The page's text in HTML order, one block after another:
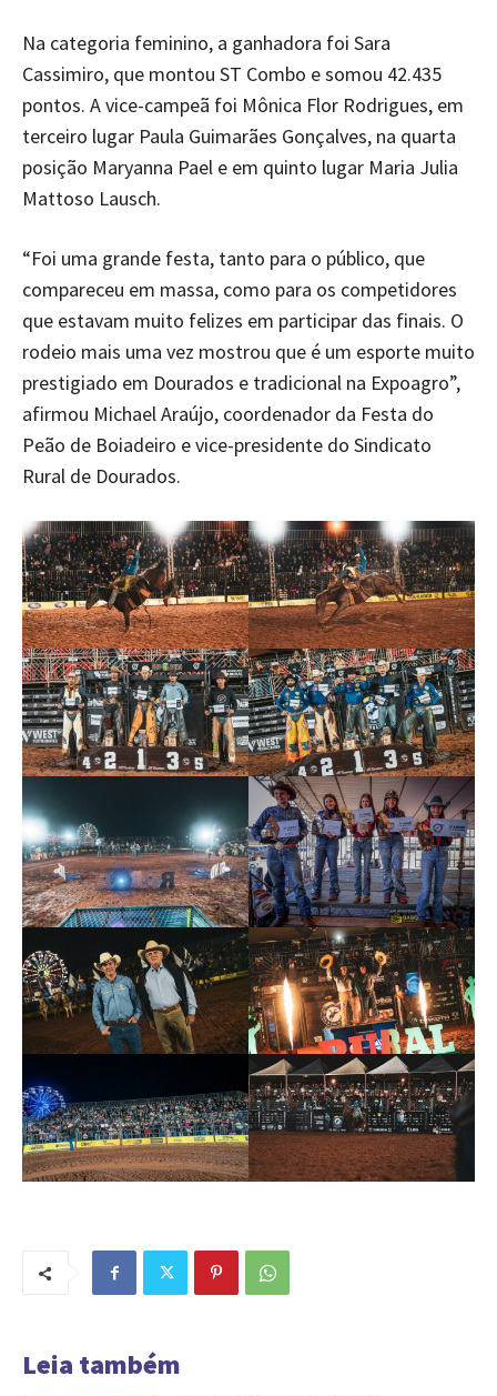
Na categoria feminino, a ganhadora foi Sara
Cassimiro, que montou ST Combo e somou 42.435
pontos. A vice-campeã foi Mônica Flor Rodrigues, em
terceiro lugar Paula Guimarães Gonçalves, na quarta
posição Maryanna Pael e em quinto lugar Maria Julia
Mattoso Lausch.
“Foi uma grande festa, tanto para o público, que
compareceu em massa, como para os competidores
que estavam muito felizes em participar das finais. O
rodeio mais uma vez mostrou que é um esporte muito
prestigiado em Dourados e tradicional na Expoagro”,
afirmou Michael Araújo, coordenador da Festa do
Peão de Boiadeiro e vice-presidente do Sindicato
Rural de Dourados.
Leia também